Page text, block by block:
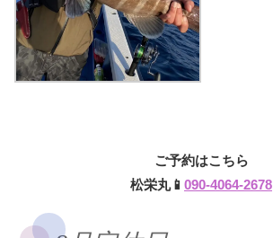
ご予約はこちら
松栄丸📱 090-4064-2678